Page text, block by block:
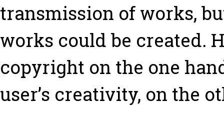
transmission of works,
works could be created.
copyright on the one
user’s creativity, on the